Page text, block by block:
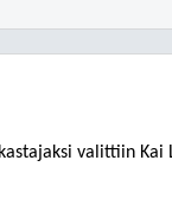
aksi valittiin Kai